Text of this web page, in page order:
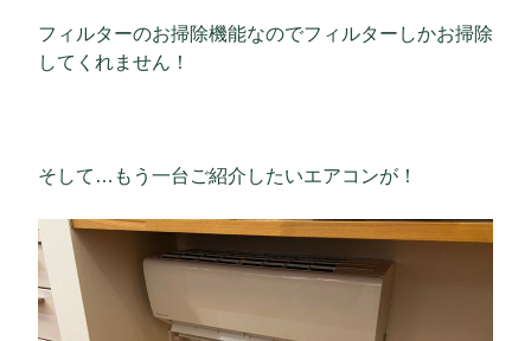
フィルターのお掃除機能なのでフィルターしかお掃除
してくれません！
そして…もう一台ご紹介したいエアコンが！